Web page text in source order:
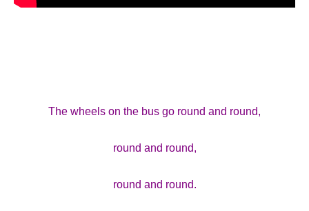
The wheels on the bus go round and round,
round and round,
round and round.